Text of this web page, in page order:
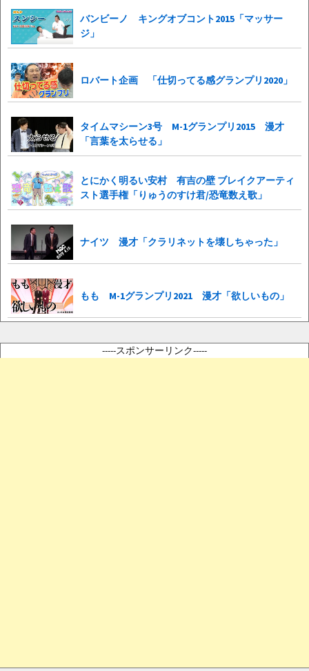
バンビーノ キングオブコント2015「マッサー
ジ」
ロバート企画 「仕切ってる感グランプリ2020」
タイムマシーン3号 M-1グランプリ2015 漫才
「言葉を太らせる」
とにかく明るい安村 有吉の壁 ブレイクアーティ
スト選手権「りゅうのすけ君/恐竜数え歌」
ナイツ 漫才「クラリネットを壊しちゃった」
もも M-1グランプリ2021 漫才「欲しいもの」
-----スポンサーリンク-----